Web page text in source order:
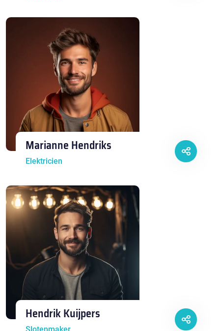
Marianne Hendriks
Elektricien
Hendrik Kuijpers